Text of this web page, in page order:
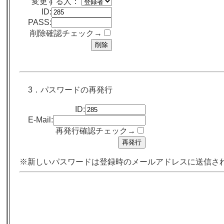
ID:
PASS:
削除確認チェック→
3．パスワードの再発行
ID:
E-Mail:
再発行確認チェック→
※新しいパスワードは登録時のメールアドレスに送信さ